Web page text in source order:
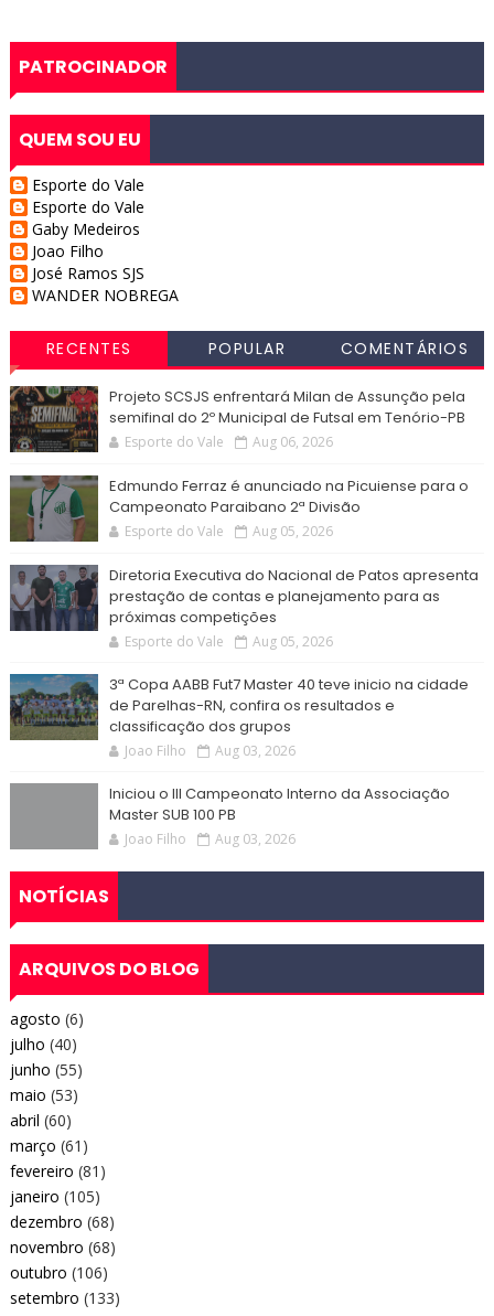
PATROCINADOR
QUEM SOU EU
Esporte do Vale
Esporte do Vale
Gaby Medeiros
Joao Filho
José Ramos SJS
WANDER NOBREGA
RECENTES POPULAR COMENTÁRIOS
Projeto SCSJS enfrentará Milan de Assunção pela
semifinal do 2º Municipal de Futsal em Tenório-PB
Esporte do Vale Aug 06, 2026
Edmundo Ferraz é anunciado na Picuiense para o
Campeonato Paraibano 2ª Divisão
Esporte do Vale Aug 05, 2026
Diretoria Executiva do Nacional de Patos apresenta
prestação de contas e planejamento para as
próximas competições
Esporte do Vale Aug 05, 2026
3ª Copa AABB Fut7 Master 40 teve inicio na cidade
de Parelhas-RN, confira os resultados e
classificação dos grupos
Joao Filho Aug 03, 2026
Iniciou o III Campeonato Interno da Associação
Master SUB 100 PB
Joao Filho Aug 03, 2026
NOTÍCIAS
ARQUIVOS DO BLOG
agosto (6)
julho (40)
junho (55)
maio (53)
abril (60)
março (61)
fevereiro (81)
janeiro (105)
dezembro (68)
novembro (68)
outubro (106)
setembro (133)